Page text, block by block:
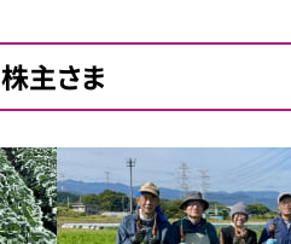
株主さま